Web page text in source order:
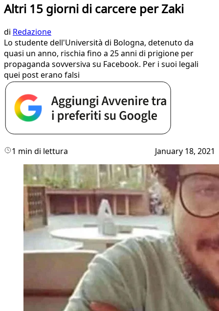
Altri 15 giorni di carcere per Zaki
di Redazione
Lo studente dell'Università di Bologna, detenuto da
quasi un anno, rischia fino a 25 anni di prigione per
propaganda sovversiva su Facebook. Per i suoi legali
quei post erano falsi
1 min di lettura January 18, 2021